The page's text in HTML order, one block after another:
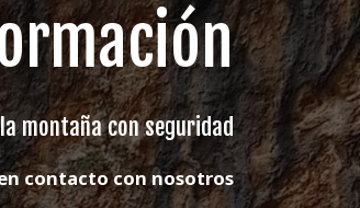
montaña con seguridad
contacto con nosotros